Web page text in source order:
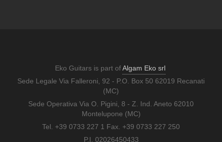
Eko Guitars is part ofAlgam Eko srl
Sede Legale Via Falleroni, 92 - P.O. Box 50 62019 Recanati
(MC)
Sede Operativa Via O. Pigini, 8 - Z. Ind. Aneto 62010
Montelupone (MC)
Tel. +39 0733 227 1 Fax. +39 0733 227 250
P.I. 02026450433